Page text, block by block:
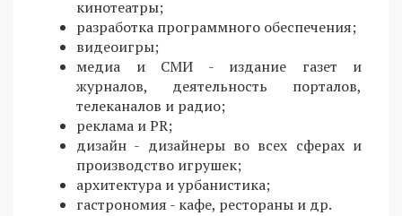
кинотеатры;
разработка программного обеспечения;
видеоигры;
медиа и СМИ - издание газет и
журналов, деятельность порталов,
телеканалов и радио;
реклама и PR;
дизайн - дизайнеры во всех сферах и
производство игрушек;
архитектура и урбанистика;
гастрономия - кафе, рестораны и др.